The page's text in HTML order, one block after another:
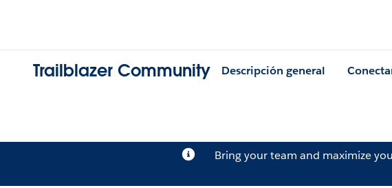
Trailblazer Community Descripción general
Bring your team and maximize